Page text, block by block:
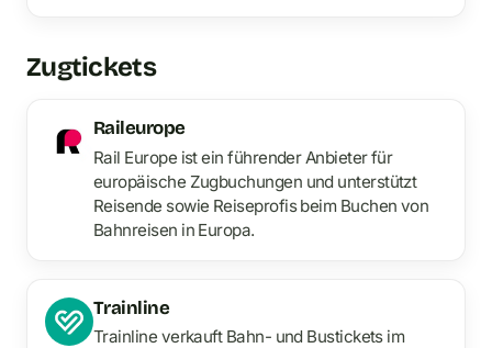
Zugtickets
Raileurope
Rail Europe ist ein führender Anbieter für
europäische Zugbuchungen und unterstützt
Reisende sowie Reiseprofis beim Buchen von
Bahnreisen in Europa.
Trainline
Trainline verkauft Bahn- und Bustickets im